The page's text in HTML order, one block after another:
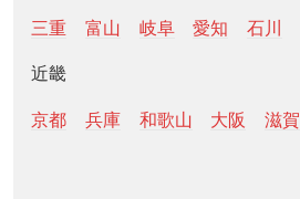
三重 富山 岐阜 愛知 石川
近畿
京都 兵庫 和歌山 大阪 滋賀